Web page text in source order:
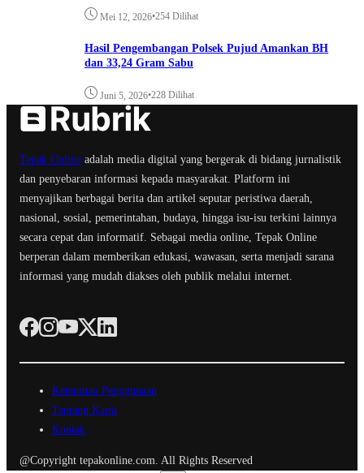
Mei 12, 2026•254 Dilihat
Hasil Pengembangan Polsek Pujud Amankan BH
dan 33,24 Gram Sabu
Juni 5, 2026•228 Dilihat
Tepak Online adalah media digital yang bergerak di bidang jurnalistik
dan penyebaran informasi kepada masyarakat. Platform ini
menyajikan berbagai berita dan artikel seputar peristiwa daerah,
nasional, sosial, pemerintahan, budaya, hingga isu-isu terkini lainnya
secara cepat dan informatif. Sebagai media online, Tepak Online
berperan dalam memberikan edukasi, wawasan, serta menjadi sarana
informasi yang mudah diakses oleh publik melalui internet.
Ketentuan Penggunaan
Tentang Kami
Kontak
@Copyright tepakonline.com. All Rights Reserved